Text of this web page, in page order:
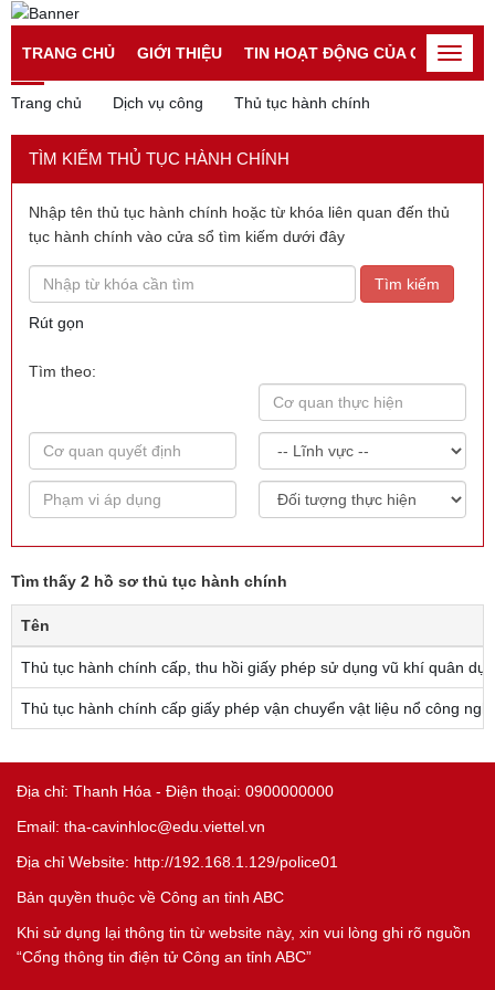
Đăng nhập
Đăng ký
TRANG CHỦ
GIỚI THIỆU TIN HOẠT ĐỘNG CỦA CATPToggle
Trang chủ
Dịch vụ công Thủ tục hành chính
TÌM KIẾM THỦ TỤC HÀNH CHÍNH
Nhập tên thủ tục hành chính hoặc từ khóa liên quan đến thủ
tục hành chính vào cửa sổ tìm kiếm dưới đây
Tìm kiếm
Rút gọn
Tìm theo:
Tìm thấy 2 hồ sơ thủ tục hành chính
Tên
Thủ tục hành chính cấp, thu hồi giấy phép sử dụng vũ khí quân
Thủ tục hành chính cấp giấy phép vận chuyển vật liệu nổ công
Địa chỉ: Thanh Hóa - Điện thoại: 0900000000
Email: tha-cavinhloc@edu.viettel.vn
Địa chỉ Website: http://192.168.1.129/police01
Bản quyền thuộc về Công an tỉnh ABC
Khi sử dụng lại thông tin từ website này, xin vui lòng ghi rõ nguồn
“Cổng thông tin điện tử Công an tỉnh ABC”